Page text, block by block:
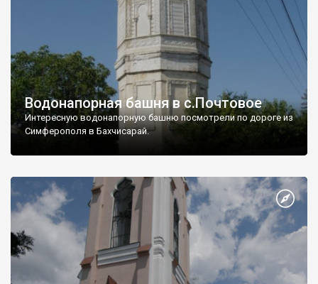
Водонапорная башня в с.Почтовое
Интересную водонапорную башню посмотрели по дороге из
Симферополя в Бахчисарай.